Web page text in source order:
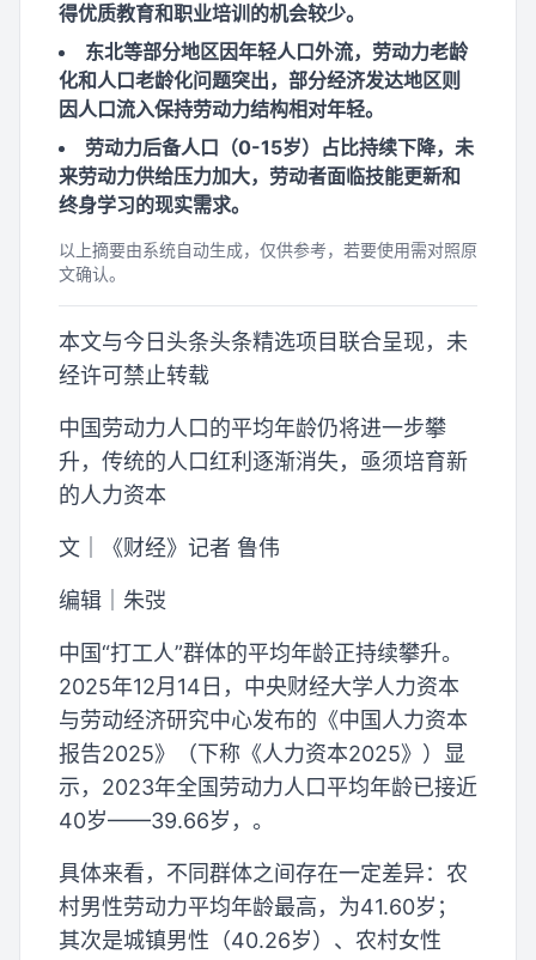
得优质教育和职业培训的机会较少。
东北等部分地区因年轻人口外流，劳动力老龄
化和人口老龄化问题突出，部分经济发达地区则
因人口流入保持劳动力结构相对年轻。
劳动力后备人口（0-15岁）占比持续下降，未
来劳动力供给压力加大，劳动者面临技能更新和
终身学习的现实需求。
以上摘要由系统自动生成，仅供参考，若要使用需对照原
文确认。
本文与今日头条头条精选项目联合呈现，未
经许可禁止转载
中国劳动力人口的平均年龄仍将进一步攀
升，传统的人口红利逐渐消失，亟须培育新
的人力资本
文｜《财经》记者 鲁伟
编辑｜朱弢
中国“打工人”群体的平均年龄正持续攀升。
2025年12月14日，中央财经大学人力资本
与劳动经济研究中心发布的《中国人力资本
报告2025》（下称《人力资本2025》）显
示，2023年全国劳动力人口平均年龄已接近
40岁——39.66岁，。
具体来看，不同群体之间存在一定差异：农
村男性劳动力平均年龄最高，为41.60岁；
其次是城镇男性（40.26岁）、农村女性